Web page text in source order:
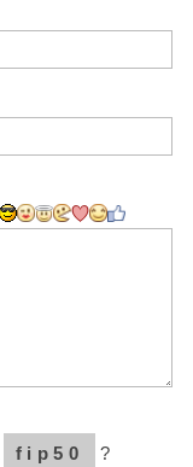
fip50 ?